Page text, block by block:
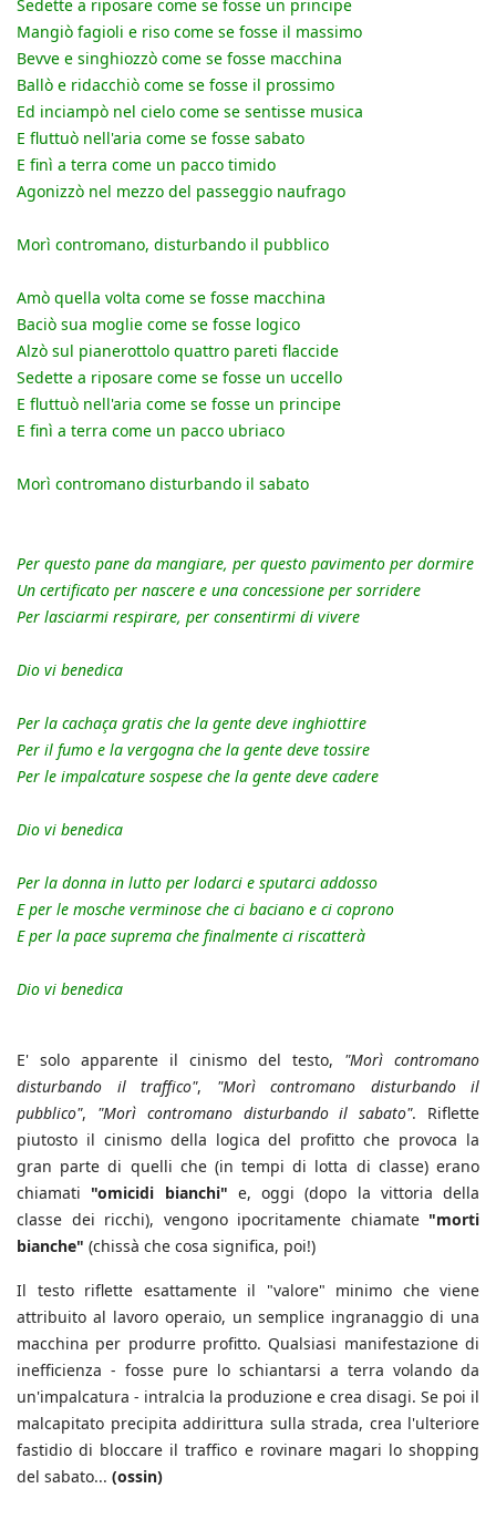
Sedette a riposare come se fosse un principe
Mangiò fagioli e riso come se fosse il massimo
Bevve e singhiozzò come se fosse macchina
Ballò e ridacchiò come se fosse il prossimo
Ed inciampò nel cielo come se sentisse musica
E fluttuò nell'aria come se fosse sabato
E finì a terra come un pacco timido
Agonizzò nel mezzo del passeggio naufrago
Morì contromano, disturbando il pubblico
Amò quella volta come se fosse macchina
Baciò sua moglie come se fosse logico
Alzò sul pianerottolo quattro pareti flaccide
Sedette a riposare come se fosse un uccello
E fluttuò nell'aria come se fosse un principe
E finì a terra come un pacco ubriaco
Morì contromano disturbando il sabato
Per questo pane da mangiare, per questo pavimento per dormire
Un certificato per nascere e una concessione per sorridere
Per lasciarmi respirare, per consentirmi di vivere
Dio vi benedica
Per la cachaça gratis che la gente deve inghiottire
Per il fumo e la vergogna che la gente deve tossire
Per le impalcature sospese che la gente deve cadere
Dio vi benedica
Per la donna in lutto per lodarci e sputarci addosso
E per le mosche verminose che ci baciano e ci coprono
E per la pace suprema che finalmente ci riscatterà
Dio vi benedica
E' solo apparente il cinismo del testo, "Morì contromano
disturbando il traffico", "Morì contromano disturbando il
pubblico", "Morì contromano disturbando il sabato". Riflette
piutosto il cinismo della logica del profitto che provoca la
gran parte di quelli che (in tempi di lotta di classe) erano
chiamati "omicidi bianchi" e, oggi (dopo la vittoria della
classe dei ricchi), vengono ipocritamente chiamate "morti
bianche" (chissà che cosa significa, poi!)
Il testo riflette esattamente il "valore" minimo che viene
attribuito al lavoro operaio, un semplice ingranaggio di una
macchina per produrre profitto. Qualsiasi manifestazione di
inefficienza - fosse pure lo schiantarsi a terra volando da
un'impalcatura - intralcia la produzione e crea disagi. Se poi il
malcapitato precipita addirittura sulla strada, crea l'ulteriore
fastidio di bloccare il traffico e rovinare magari lo shopping
del sabato... (ossin)